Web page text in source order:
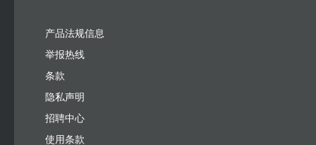
产品法规信息
举报热线
条款
隐私声明
招聘中心
使用条款